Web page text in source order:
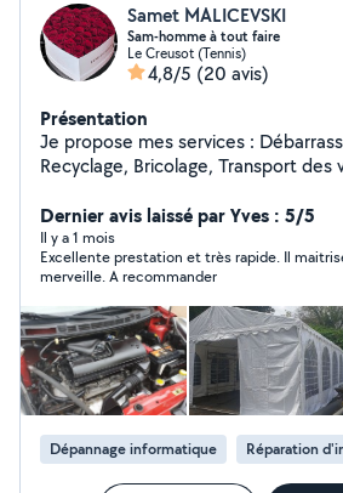
Samet MALICEVSKI
Sam-homme à tout faire
Le Creusot (Tennis)
4,8/5 (20 avis)
Présentation
Je propose mes services : Débarrasse, Nettoyage,
Recyclage, Bricolage, Transport des
Montage des meubles, Petit travaux
Réparation ordinateurs, Petit travaux
Petits travaux du quotidien
Dernier avis laissé par Yves : 5/5
Il y a 1 mois
Excellente prestation et très rapide. Il
merveille. A recommander
Dépannage informatique Réparation